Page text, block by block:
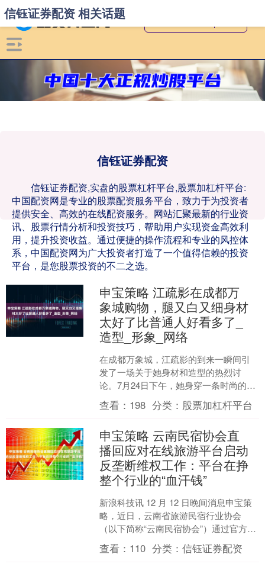
信钰证券配资
信钰证券配资,实盘的股票杠杆平台,股票加杠杆平台:
中国配资网是专业的股票配资服务平台，致力于为投资者
提供安全、高效的在线配资服务。网站汇聚最新的行业资
讯、股票行情分析和投资技巧，帮助用户实现资金高效利
用，提升投资收益。通过便捷的操作流程和专业的风控体
系，中国配资网为广大投资者打造了一个值得信赖的投资
平台，是您股票投资的不二之选。
信钰证券配资 相关话题
申宝策略 江疏影在成都万
象城购物，腿又白又细身材
太好了比普通人好看多了_
造型_形象_网络
在成都万象城，江疏影的到来一瞬间引
发了一场关于她身材和造型的热烈讨
论。7月24日下午，她身穿一条时尚的牛
仔短裙，搭配一件宽松的外套，正在拍
摄新戏，完美展现了“腿....
查看： 198 分类： 股票加杠杆平台
申宝策略 云南民宿协会直
播回应对在线旅游平台启动
反垄断维权工作：平台在挣
整个行业的“血汗钱”
新浪科技讯 12 月 12 日晚间消息申宝策
略，近日，云南省旅游民宿行业协会
（以下简称“云南民宿协会”）通过官方公
众号发布《关于启动 OTA 不正当竞争反
垄断维....
查看： 110 分类：信钰证券配资